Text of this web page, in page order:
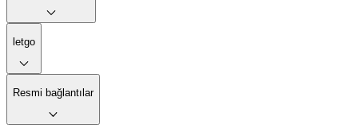
letgo
Resmi bağlantılar